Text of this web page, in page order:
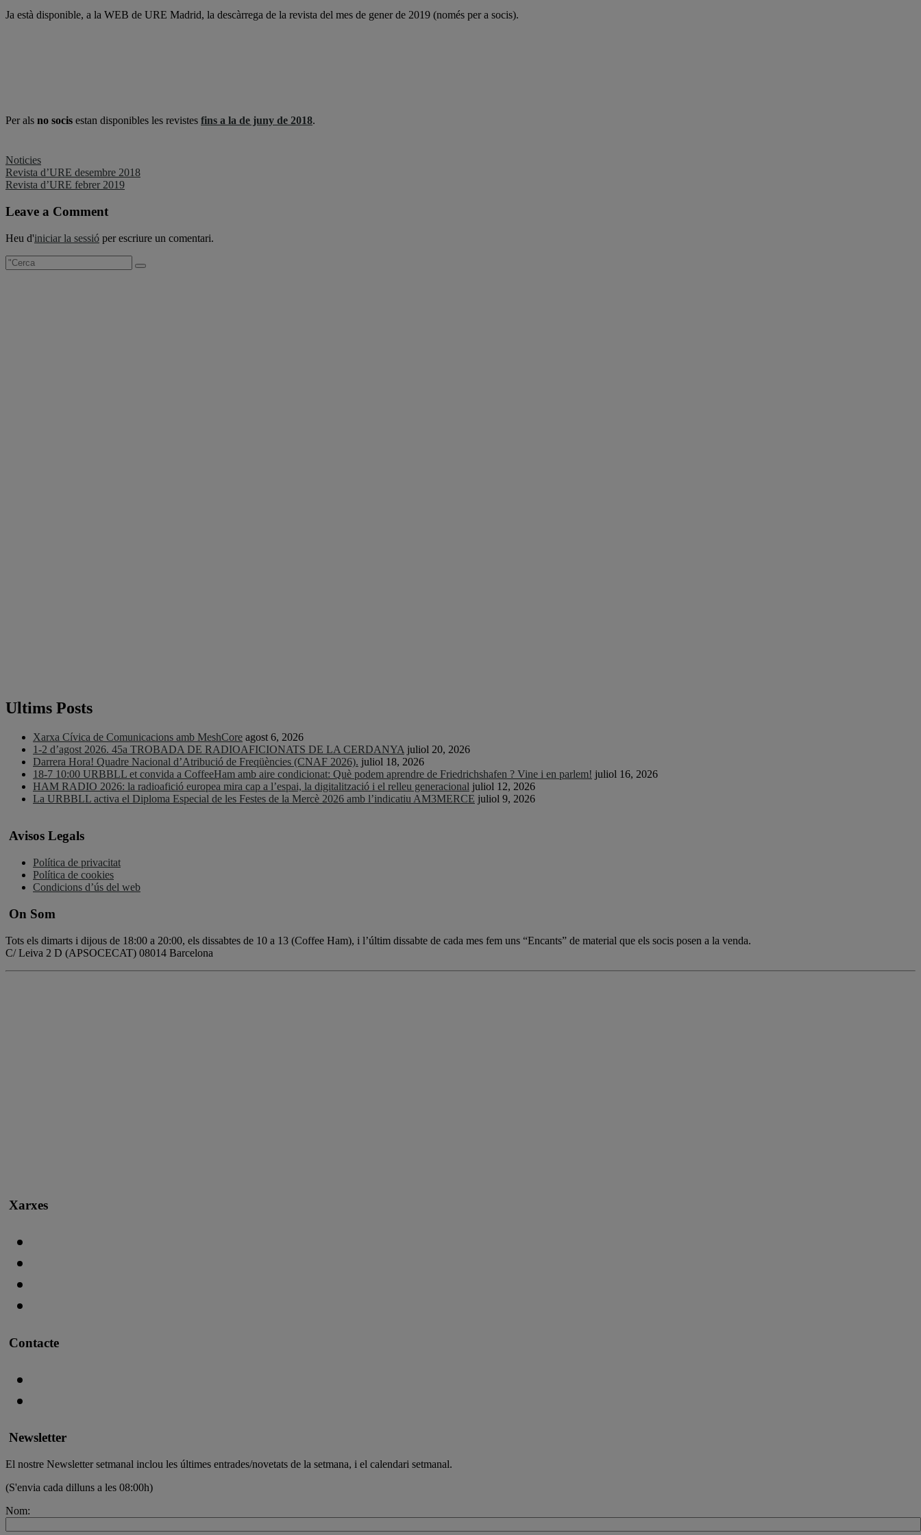
Ja està disponible, a la WEB de URE Madrid, la descàrrega de la revista del mes de gener de 2019 (només per a socis).
Per als no socis estan disponibles les revistes fins a la de juny de 2018.
Noticies
Navegació
d'entrades
Revista d’URE desembre 2018
Revista d’URE febrer 2019
Leave a Comment
Heu d'iniciar la sessió per escriure un comentari.
Ultims Posts
Xarxa Cívica de Comunicacions amb MeshCore agost 6, 2026
1-2 d’agost 2026. 45a TROBADA DE RADIOAFICIONATS DE LA CERDANYA juliol 20, 2026
Darrera Hora! Quadre Nacional d’Atribució de Freqüències (CNAF 2026). juliol 18, 2026
18-7 10:00 URBBLL et convida a CoffeeHam amb aire condicionat: Què podem aprendre de Friedrichshafen ? Vine i en parlem! juliol 16, 2026
HAM RADIO 2026: la radioafició europea mira cap a l’espai, la digitalització i el relleu generacional juliol 12, 2026
La URBBLL activa el Diploma Especial de les Festes de la Mercè 2026 amb l’indicatiu AM3MERCE juliol 9, 2026
Avisos Legals
Política de privacitat
Política de cookies
Condicions d’ús del web
On Som
Tots els dimarts i dijous de 18:00 a 20:00, els dissabtes de 10 a 13 (Coffee Ham), i l’últim dissabte de cada mes fem uns “Encants” de material que els socis posen a la venda.
C/ Leiva 2 D (APSOCECAT) 08014 Barcelona
Xarxes
Contacte
Newsletter
El nostre Newsletter setmanal inclou les últimes entrades/novetats de la setmana, i el calendari setmanal.
(S'envia cada dilluns a les 08:00h)
Nom: